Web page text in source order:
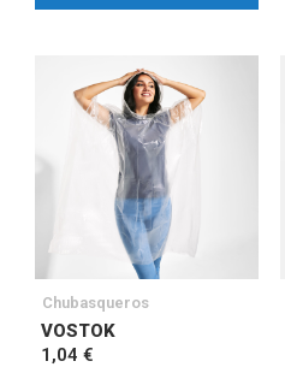
Chubasqueros
VOSTOK
1,04 €